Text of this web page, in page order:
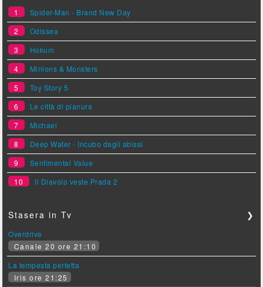
1
Spider-Man - Brand New Day
2
Odissea
3
Hokum
4
Minions & Monsters
5
Toy Story 5
6
Le città di pianura
7
Michael
8
Deep Water - Incubo dagli abissi
9
Sentimental Value
10
Il Diavolo veste Prada 2
Stasera in Tv ❯
Overdrive
Canale 20 ore 21:10
La tempesta perfetta
Iris ore 21:25